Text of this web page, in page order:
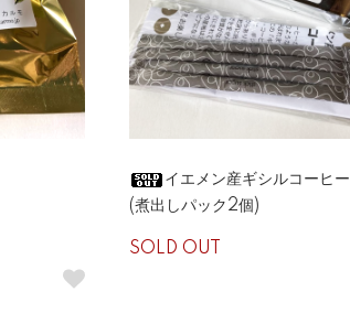
イエメン産ギシルコーヒー
(煮出しパック2個)
SOLD OUT